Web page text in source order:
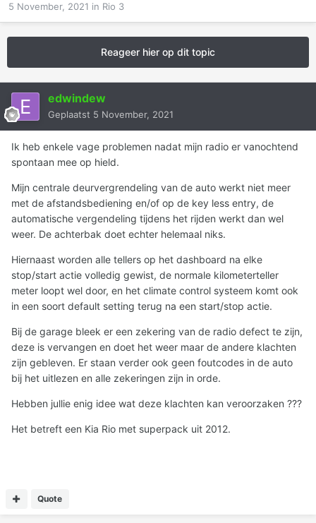
5 November, 2021 in Rio 3
Reageer hier op dit topic
edwindew
Geplaatst 5 November, 2021
Ik heb enkele vage problemen nadat mijn radio er vanochtend
spontaan mee op hield.
Mijn centrale deurvergrendeling van de auto werkt niet meer
met de afstandsbediening en/of op de key less entry, de
automatische vergendeling tijdens het rijden werkt dan wel
weer. De achterbak doet echter helemaal niks.
Hiernaast worden alle tellers op het dashboard na elke
stop/start actie volledig gewist, de normale kilometerteller
meter loopt wel door, en het climate control systeem komt ook
in een soort default setting terug na een start/stop actie.
Bij de garage bleek er een zekering van de radio defect te zijn,
deze is vervangen en doet het weer maar de andere klachten
zijn gebleven. Er staan verder ook geen foutcodes in de auto
bij het uitlezen en alle zekeringen zijn in orde.
Hebben jullie enig idee wat deze klachten kan veroorzaken ???
Het betreft een Kia Rio met superpack uit 2012.
Quote